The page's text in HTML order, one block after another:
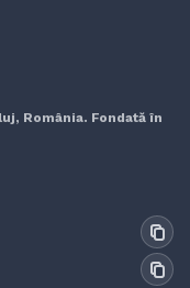
România. Fondată în